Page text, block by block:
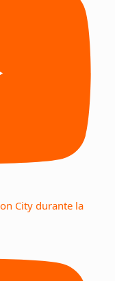
City durante la